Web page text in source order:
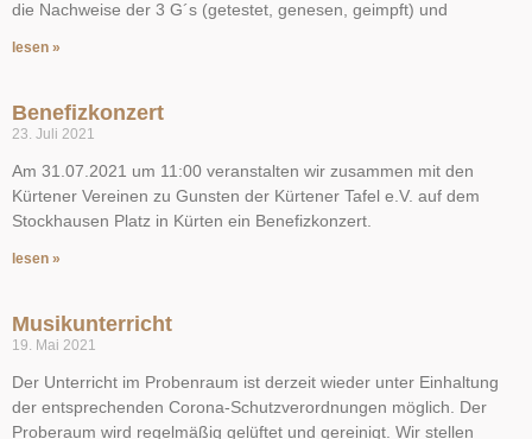
die Nachweise der 3 G´s (getestet, genesen, geimpft) und
lesen »
Benefizkonzert
23. Juli 2021
Am 31.07.2021 um 11:00 veranstalten wir zusammen mit den
Kürtener Vereinen zu Gunsten der Kürtener Tafel e.V. auf dem
Stockhausen Platz in Kürten ein Benefizkonzert.
lesen »
Musikunterricht
19. Mai 2021
Der Unterricht im Probenraum ist derzeit wieder unter Einhaltung
der entsprechenden Corona-Schutzverordnungen möglich. Der
Proberaum wird regelmäßig gelüftet und gereinigt. Wir stellen